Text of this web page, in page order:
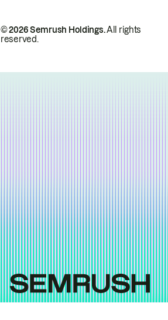
© 2026 Semrush Holdings.All rights
reserved.